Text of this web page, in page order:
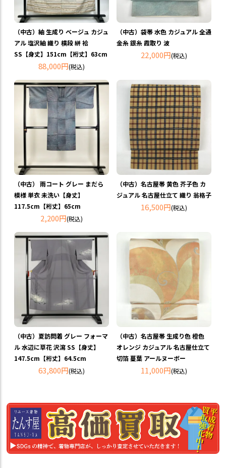
（中古）紬 生成り ベージュ カジュ
アル 塩沢紬 織り 横段 絣 袷
SS【身丈】151cm【裄丈】63cm
88,000円(税込)
（中古）袋帯 水色 カジュアル 全通
金糸 銀糸 霞取り 波
22,000円(税込)
（中古） 雨コート グレー まだら
模様 単衣 未洗い【身丈】
117.5cm【裄丈】65cm
2,200円(税込)
（中古）名古屋帯 黄色 芥子色 カ
ジュアル 名古屋仕立て 織り 翁格子
16,500円(税込)
（中古）夏訪問着 グレー フォーマ
ル 水辺に草花 沢瀉 SS【身丈】
147.5cm【裄丈】64.5cm
63,800円(税込)
（中古）名古屋帯 生成り色 橙色
オレンジ カジュアル 名古屋仕立て
切箔 蔓葉 アールヌーボー
11,000円(税込)